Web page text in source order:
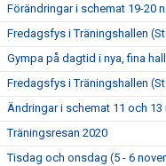
Förändringar i schemat 19-20
Fredagsfys i Träningshallen
Gympa på dagtid i nya, fina
Fredagsfys i Träningshallen
Ändringar i schemat 11 och 13
Träningsresan 2020
Tisdag och onsdag (5 - 6